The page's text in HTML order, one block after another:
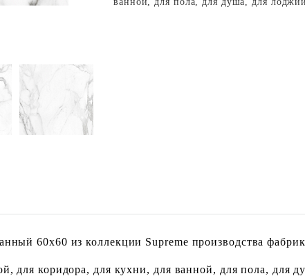
60x60 из коллекции Supreme производства
для коридора, для кухни, для ванной, для пола, для